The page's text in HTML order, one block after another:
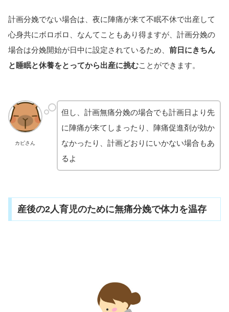
計画分娩でない場合は、夜に陣痛が来て不眠不休で出産して
心身共にボロボロ、なんてこともあり得ますが、計画分娩の
場合は分娩開始が日中に設定されているため、 前日にきちん
と睡眠と休養をとってから出産に挑むことができます。
カピさん
但し、計画無痛分娩の場合でも計画日より先
に陣痛が来てしまったり、陣痛促進剤が効か
なかったり、計画どおりにいかない場合もあ
るよ
産後の2人育児のために無痛分娩で体力を温存